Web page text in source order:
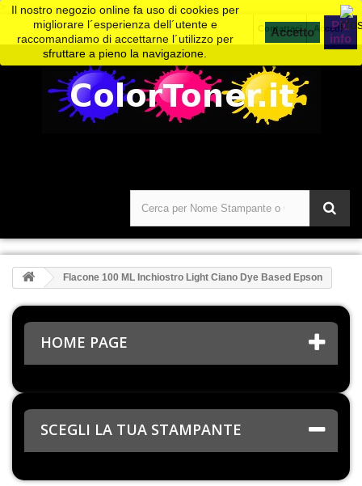
Accedi
Contattaci
Il nostro negozio online fa uso di cookies per
migliorare l´esperienza dell´utente e
raccomandiamo di accettarne l´utilizzo per
sfruttare a pieno la navigazione.
Piú
info
Flacone 100 ML Inchiostro Light Ciano Dye Based Epson
HOME PAGE
SCEGLI LA TUA STAMPANTE